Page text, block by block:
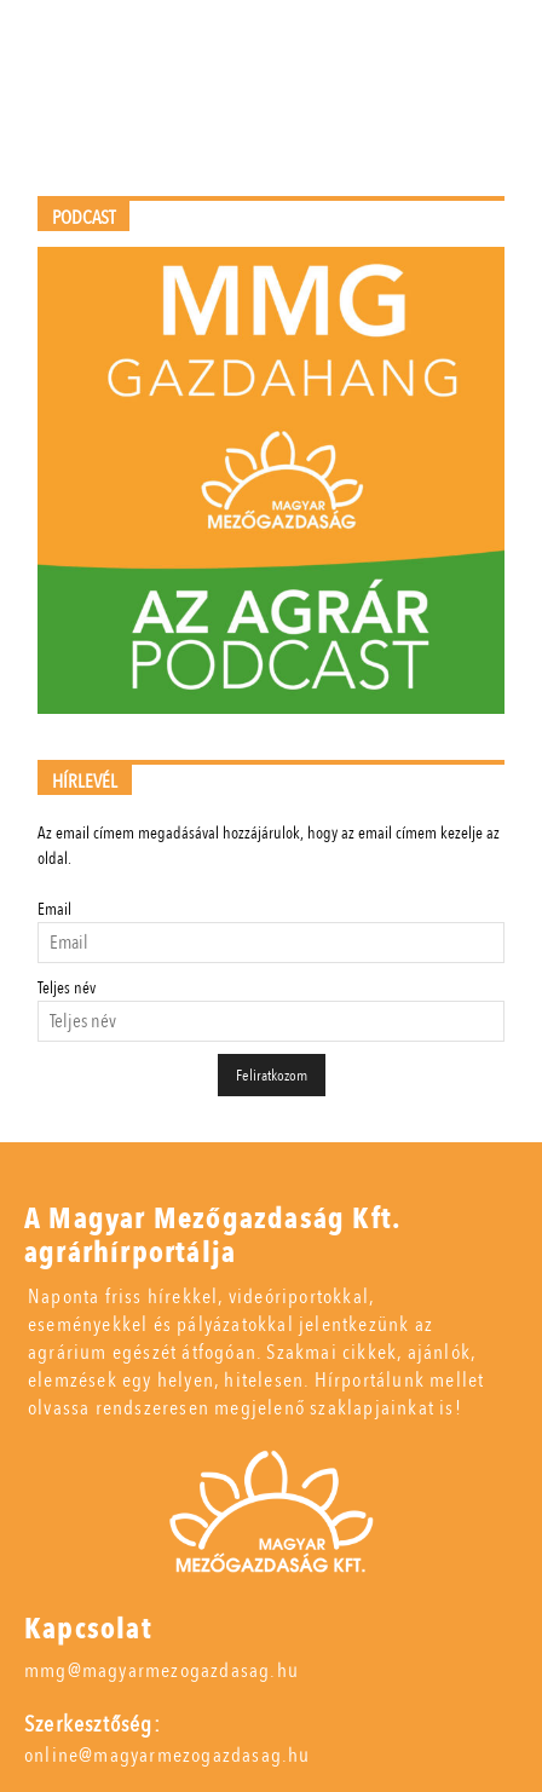
PODCAST
HÍRLEVÉL
Az email címem megadásával hozzájárulok, hogy az email címem kezelje az
oldal.
Email
Teljes név
A Magyar Mezőgazdaság Kft.
agrárhírportálja
Naponta friss hírekkel, videóriportokkal,
eseményekkel és pályázatokkal jelentkezünk az
agrárium egészét átfogóan. Szakmai cikkek, ajánlók,
elemzések egy helyen, hitelesen. Hírportálunk mellet
olvassa rendszeresen megjelenő szaklapjainkat is!
Kapcsolat
mmg@magyarmezogazdasag.hu
Szerkesztőség:
online@magyarmezogazdasag.hu